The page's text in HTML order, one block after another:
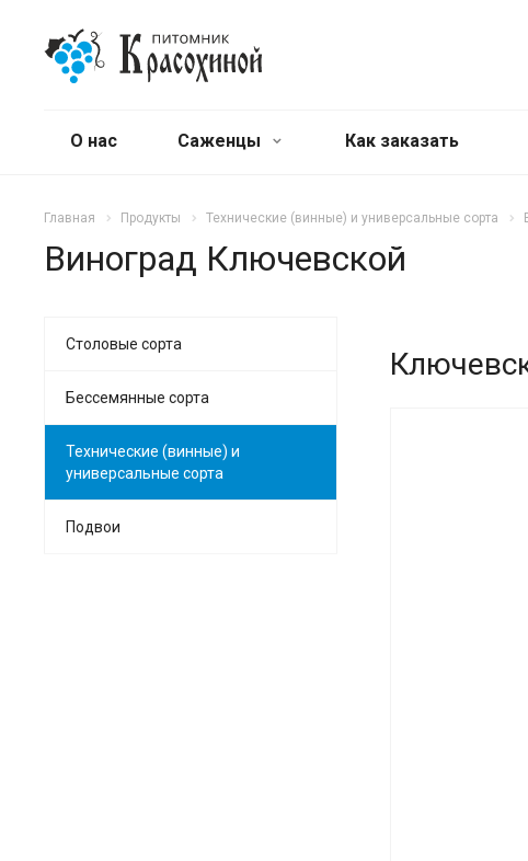
О нас Саженцы Как заказать
Главная Продукты Технические (винные) и универсальные сорта
Виноград Ключевской
Столовые сорта
Бессемянные сорта
Технические (винные) и
универсальные сорта
Подвои